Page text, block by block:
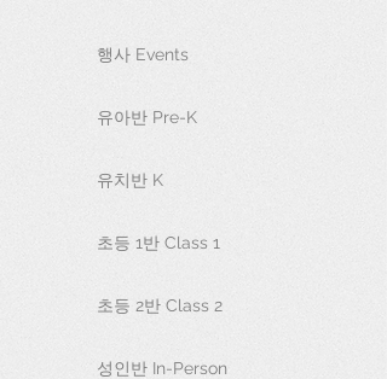
행사 Events
유아반 Pre-K
유치반 K
초등 1반 Class 1
초등 2반 Class 2
성인반 In-Person